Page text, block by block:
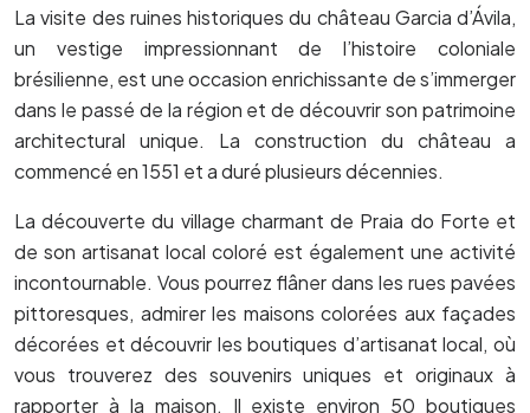
La visite des ruines historiques du château Garcia d’Ávila,
un vestige impressionnant de l’histoire coloniale
brésilienne, est une occasion enrichissante de s’immerger
dans le passé de la région et de découvrir son patrimoine
architectural unique. La construction du château a
commencé en 1551 et a duré plusieurs décennies.
La découverte du village charmant de Praia do Forte et
de son artisanat local coloré est également une activité
incontournable. Vous pourrez flâner dans les rues pavées
pittoresques, admirer les maisons colorées aux façades
décorées et découvrir les boutiques d’artisanat local, où
vous trouverez des souvenirs uniques et originaux à
rapporter à la maison. Il existe environ 50 boutiques